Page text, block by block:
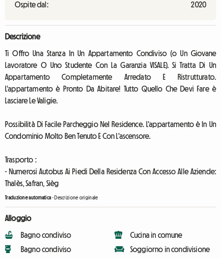
Ospite dal:
2020
Descrizione
Ti Offro Una Stanza In Un Appartamento Condiviso (o Un Giovane
Lavoratore O Uno Studente Con La Garanzia VISALE). Si Tratta Di Un
Appartamento Completamente Arredato E Ristrutturato.
L'appartamento è Pronto Da Abitare! Tutto Quello Che Devi Fare è
Lasciare Le Valigie.
Possibilità Di Facile Parcheggio Nel Residence. L'appartamento è In Un
Condominio Molto Ben Tenuto E Con L'ascensore.
Trasporto :
- Numerosi Autobus Ai Piedi Della Residenza Con Accesso Alle Aziende:
Thalès, Safran, Sièg
Traduzione automatica-Descrizione originale
Alloggio
Bagno condiviso
Bagno condiviso
Cucina in comune
Soggiorno in condivisione